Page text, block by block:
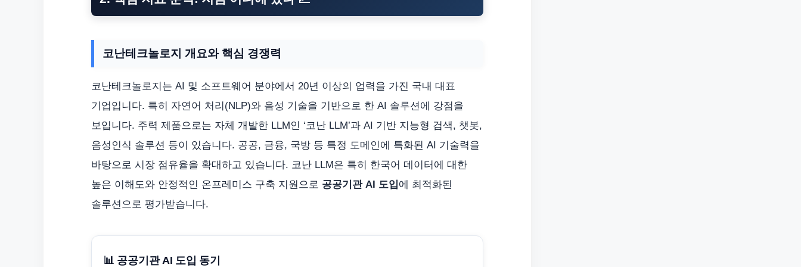
코난테크놀로지 개요와 핵심 경쟁력
코난테크놀로지는 AI 및 소프트웨어 분야에서 20년 이상의 업력을 가진 국내 대표
기업입니다. 특히 자연어 처리(NLP)와 음성 기술을 기반으로 한 AI 솔루션에 강점을
보입니다. 주력 제품으로는 자체 개발한 LLM인 ‘코난 LLM’과 AI 기반 지능형 검색, 챗봇,
음성인식 솔루션 등이 있습니다. 공공, 금융, 국방 등 특정 도메인에 특화된 AI 기술력을
바탕으로 시장 점유율을 확대하고 있습니다. 코난 LLM은 특히 한국어 데이터에 대한
높은 이해도와 안정적인 온프레미스 구축 지원으로 공공기관 AI 도입에 최적화된
솔루션으로 평가받습니다.
📊 공공기관 AI 도입 동기